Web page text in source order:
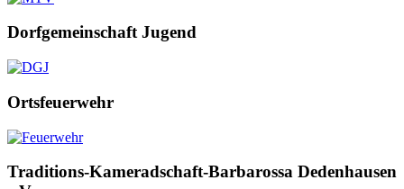
Dorfgemeinschaft Jugend
Ortsfeuerwehr
Traditions-Kameradschaft-Barbarossa Dedenhausen